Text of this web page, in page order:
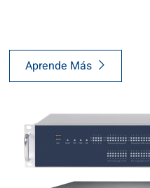
Aprende Más